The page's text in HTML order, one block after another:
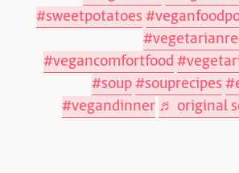
#sweetpotatoes
#vegancomfortfood
#soup#souprecipes
#vegandinner ♬ original